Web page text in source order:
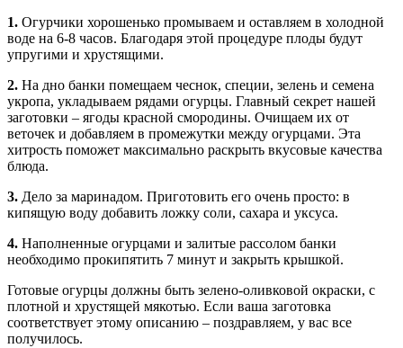
1. Огурчики хорошенько промываем и оставляем в холодной
воде на 6-8 часов. Благодаря этой процедуре плоды будут
упругими и хрустящими.
2. На дно банки помещаем чеснок, специи, зелень и семена
укропа, укладываем рядами огурцы. Главный секрет нашей
заготовки – ягоды красной смородины. Очищаем их от
веточек и добавляем в промежутки между огурцами. Эта
хитрость поможет максимально раскрыть вкусовые качества
блюда.
3. Дело за маринадом. Приготовить его очень просто: в
кипящую воду добавить ложку соли, сахара и уксуса.
4. Наполненные огурцами и залитые рассолом банки
необходимо прокипятить 7 минут и закрыть крышкой.
Готовые огурцы должны быть зелено-оливковой окраски, с
плотной и хрустящей мякотью. Если ваша заготовка
соответствует этому описанию – поздравляем, у вас все
получилось.